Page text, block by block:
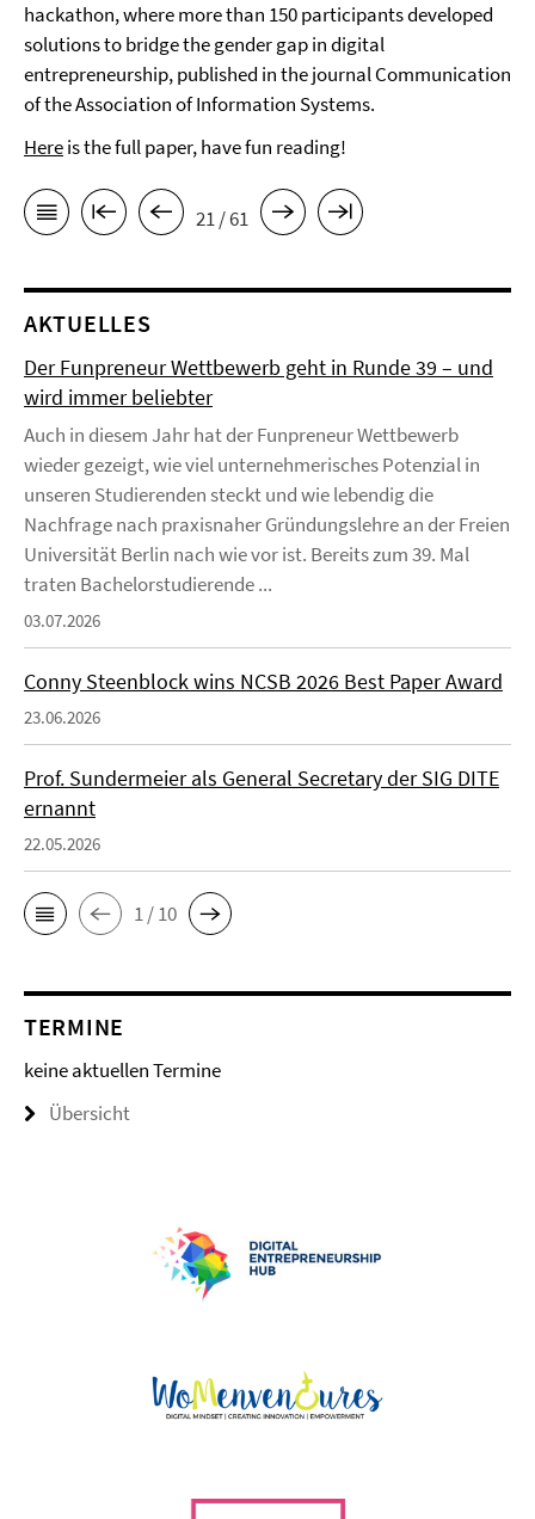
hackathon, where more than 150 participants developed
solutions to bridge the gender gap in digital
entrepreneurship, published in the journal Communication
of the Association of Information Systems.
Hereis the full paper, have fun reading!
21 / 61
AKTUELLES
Der Funpreneur Wettbewerb geht in Runde 39 – und
wird immer beliebter
Auch in diesem Jahr hat der Funpreneur Wettbewerb
wieder gezeigt, wie viel unternehmerisches Potenzial in
unseren Studierenden steckt und wie lebendig die
Nachfrage nach praxisnaher Gründungslehre an der Freien
Universität Berlin nach wie vor ist. Bereits zum 39. Mal
traten Bachelorstudierende ...
03.07.2026
Conny Steenblock wins NCSB 2026 Best Paper Award
23.06.2026
Prof. Sundermeier als General Secretary der SIG DITE
ernannt
22.05.2026
1 / 10
TERMINE
keine aktuellen Termine
Übersicht